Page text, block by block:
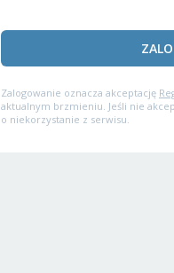
Zalogowanie oznacza akceptację
aktualnym brzmieniu. Jeśli nie
o niekorzystanie z serwisu.